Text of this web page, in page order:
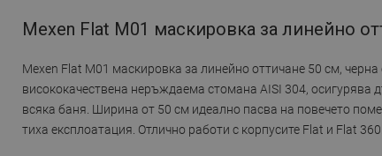
Mexen Flat M01 маскировка за линейно
Mexen Flat M01 маскировка за линейно оттичане 50 см,
висококачествена неръждаема стомана AISI 304, осигурява
всяка баня. Ширина от 50 см идеално пасва на повечето
тиха експлоатация. Отлично работи с корпусите Flat и Flat 360.